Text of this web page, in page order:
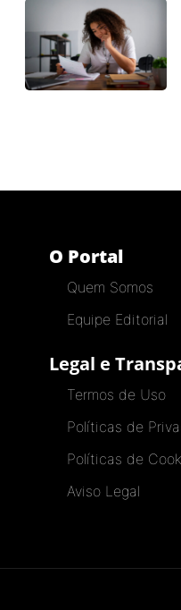
O Portal
Quem Somos
Equipe Editorial
Legal e
Termos de Uso
Políticas de
Políticas de
Aviso Legal